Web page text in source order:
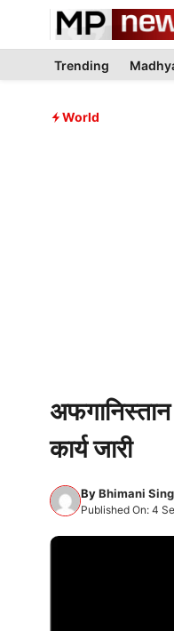
contentTrending
World
कार्य जारी
ByBhimani
Published On: 4